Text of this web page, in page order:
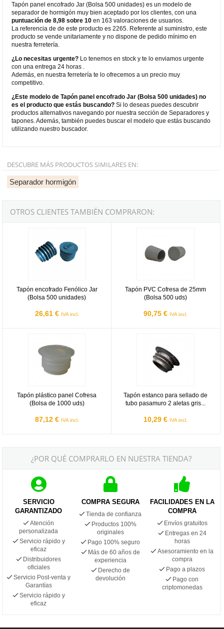
Tapón panel encofrado Jar (Bolsa 500 unidades) es un modelo de
separador de hormigón muy bien aceptado por los clientes, con una
puntuación de 8,98 sobre 10 en 163 valoraciones de usuarios.
La referencia de de este producto es 2265. Referente al suministro, este
producto se vende unitariamente y no dispone de pedido mínimo en
nuestra ferretería.
¿Lo necesitas urgente? Lo tenemos en stock y te lo enviamos urgente
con una entrega 24 horas .
Además, en nuestra ferretería te lo ofrecemos a un precio muy
competitivo.
¿Este modelo de Tapón panel encofrado Jar (Bolsa 500 unidades) no
es el producto que estás buscando? Si lo deseas puedes descubrir
productos alternativos navegando por nuestra sección de Separadores y
tapones. Además, también puedes buscar el modelo que estás buscando
utilizando nuestro buscador.
DESCUBRE MÁS PRODUCTOS SIMILARES EN:
Separador hormigón
OTROS CLIENTES TAMBIÉN COMPRARON:
Tapón encofrado Fenólico Jar
(Bolsa 500 unidades)
26,61 € IVA incl.
Tapón PVC Cofresa de 25mm
(Bolsa 500 uds)
90,75 € IVA incl.
Tapón plástico panel Cofresa
(Bolsa de 1000 uds)
87,12 € IVA incl.
Tapón estanco para sellado de
tubo pasamuro 2 aletas gris...
10,29 € IVA incl.
¿POR QUÉ COMPRARLO EN NUESTRA TIENDA?
SERVICIO
GARANTIZADO
Atención
personalizada
Servicio rápido y
eficaz
Distribuidores
oficiales
Servicio Post-venta y
Garantías
Servicio rápido y
eficaz
COMPRA SEGURA
Tienda de confianza
Productos 100%
originales
Pago 100% seguro
Más de 60 años de
experiencia
Derecho de
devolución
FACILIDADES EN LA
COMPRA
Envíos gratuitos
Entregas en 24
horas
Asesoramiento en la
compra
Pago a plazos
Pago con
criptomonedas